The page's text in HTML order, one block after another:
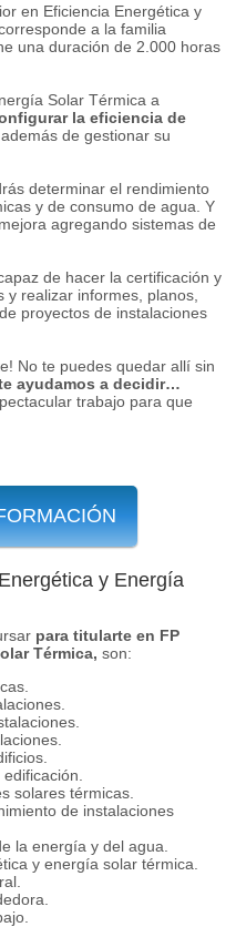
en Eficiencia Energética y
a la familia
una duración de 2.000 horas
Solar Térmica a
la eficiencia de
además de gestionar su
determinar el rendimiento
y de consumo de agua. Y
agregando sistemas de
de hacer la certificación y
realizar informes, planos,
proyectos de instalaciones
No te puedes quedar allí sin
ayudamos a decidir…
trabajo para que
y Energía
para titularte en FP
Térmica, son:
solares térmicas.
de instalaciones
la energía y del agua.
y energía solar térmica.